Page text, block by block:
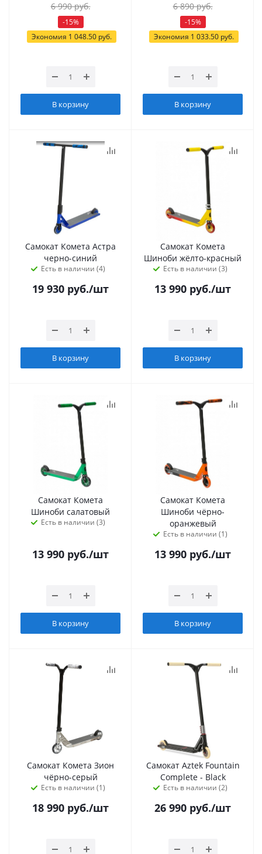
6 990руб.
-15%
Экономия 1 048.50руб.
В корзину
6 890руб.
-15%
Экономия 1 033.50руб.
В корзину
Самокат Комета Астра
черно-синий
Есть в наличии (4)
19 930 руб./шт
В корзину
Самокат Комета
Шиноби жёлто-красный
Есть в наличии (3)
13 990 руб./шт
В корзину
Самокат Комета
Шиноби салатовый
Есть в наличии (3)
13 990 руб./шт
В корзину
Самокат Комета
Шиноби чёрно-
оранжевый
Есть в наличии (1)
13 990 руб./шт
В корзину
Самокат Комета Зион
чёрно-серый
Есть в наличии (1)
18 990 руб./шт
Самокат Aztek Fountain
Complete - Black
Есть в наличии (2)
26 990 руб./шт